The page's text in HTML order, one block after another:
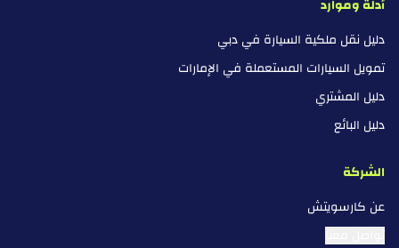
أدلة وموارد
دليل نقل ملكية السيارة في دبي
تمويل السيارات المستعملة في الإمارات
دليل المشتري
دليل البائع
الشركة
عن كارسويتش
تواصل معنا